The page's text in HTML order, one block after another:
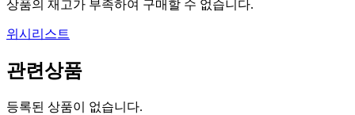
상품의 재고가 부족하여 구매할 수 없습니다.
위시리스트
관련상품
등록된 상품이 없습니다.